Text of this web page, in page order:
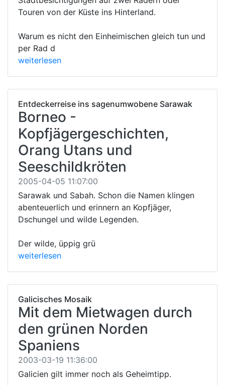
Touren von der Küste ins Hinterland.
Warum es nicht den Einheimischen gleich tun und
per Rad d
weiterlesen
Entdeckerreise ins sagenumwobene Sarawak
Borneo -
Kopfjägergeschichten,
Orang Utans und
Seeschildkröten
2005-04-05 11:07:00
Sarawak und Sabah. Schon die Namen klingen
abenteuerlich und erinnern an Kopfjäger,
Dschungel und wilde Legenden.
Der wilde, üppig grü
weiterlesen
Galicisches Mosaik
Mit dem Mietwagen durch
den grünen Norden
Spaniens
2003-03-19 11:36:00
Galicien gilt immer noch als Geheimtipp.